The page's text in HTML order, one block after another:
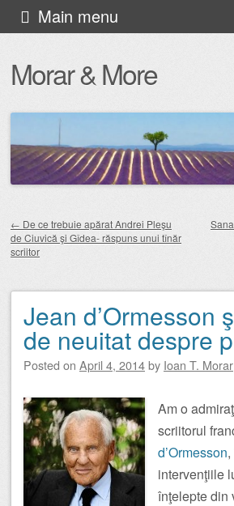
Morar & More
Main menu
Skip
to
content
Post navigation
← De ce trebuie apărat Andrei Pleşu
de Ciuvică şi Gîdea- răspuns unui tînăr
scriitor
Jean d’Ormesson
de neuitat despre
Posted on April 4, 2014by Ioan T. Morar
Am o
scriitorul
d’Ormesson
intervenţiile
înţelepte din